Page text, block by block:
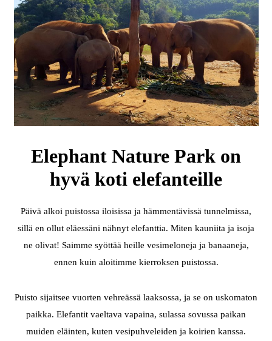
Elephant Nature Park on
hyvä koti elefanteille
Päivä alkoi puistossa iloisissa ja hämmentävissä tunnelmissa,
sillä en ollut eläessäni nähnyt elefanttia. Miten kauniita ja isoja
ne olivat! Saimme syöttää heille vesimeloneja ja banaaneja,
ennen kuin aloitimme kierroksen puistossa.
Puisto sijaitsee vuorten vehreässä laaksossa, ja se on uskomaton
paikka. Elefantit vaeltava vapaina, sulassa sovussa paikan
muiden eläinten, kuten vesipuhveleiden ja koirien kanssa.